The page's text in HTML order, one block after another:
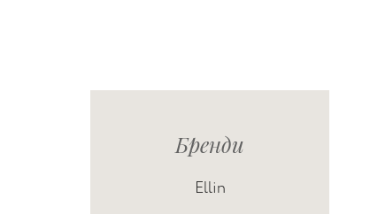
Бренди
Ellin